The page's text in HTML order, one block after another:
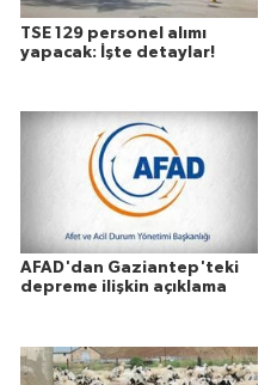
TSE 129 personel alımı
yapacak: İşte detaylar!
AFAD'dan Gaziantep'teki
depreme ilişkin açıklama